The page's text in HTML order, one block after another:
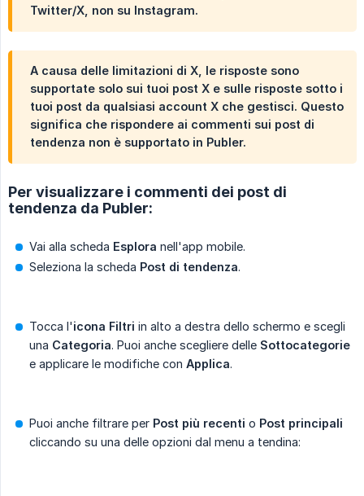
Twitter/X, non su Instagram.
A causa delle limitazioni di X, le risposte sono
supportate solo sui tuoi post X e sulle risposte sotto i
tuoi post da qualsiasi account X che gestisci. Questo
significa che rispondere ai commenti sui post di
tendenza non è supportato in Publer.
Per visualizzare i commenti dei post di
tendenza da Publer:
Vai alla scheda Esplora nell'app mobile.
Seleziona la scheda Post di tendenza.
Tocca l'icona Filtri in alto a destra dello schermo e scegli
una Categoria. Puoi anche scegliere delle Sottocategorie
e applicare le modifiche con Applica.
Puoi anche filtrare per Post più recenti o Post principali
cliccando su una delle opzioni dal menu a tendina: